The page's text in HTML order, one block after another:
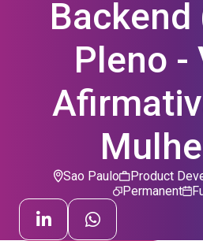
Backend
Pleno -
Sao Paulo
Product
Permanent